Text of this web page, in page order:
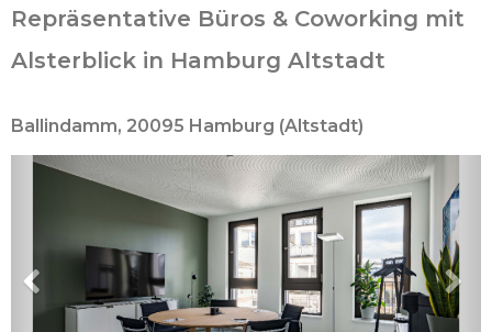
Repräsentative Büros & Coworking mit
Alsterblick in Hamburg Altstadt
Ballindamm, 20095 Hamburg (Altstadt)